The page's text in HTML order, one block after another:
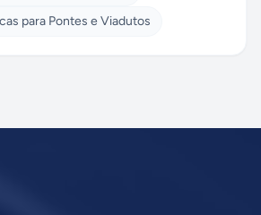
para Pontes e Viadutos